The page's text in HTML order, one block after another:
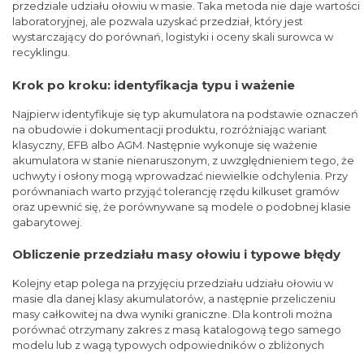
przedziale udziału ołowiu w masie. Taka metoda nie daje wartości
laboratoryjnej, ale pozwala uzyskać przedział, który jest
wystarczający do porównań, logistyki i oceny skali surowca w
recyklingu.
Krok po kroku: identyfikacja typu i ważenie
Najpierw identyfikuje się typ akumulatora na podstawie oznaczeń
na obudowie i dokumentacji produktu, rozróżniając wariant
klasyczny, EFB albo AGM. Następnie wykonuje się ważenie
akumulatora w stanie nienaruszonym, z uwzględnieniem tego, że
uchwyty i osłony mogą wprowadzać niewielkie odchylenia. Przy
porównaniach warto przyjąć tolerancję rzędu kilkuset gramów
oraz upewnić się, że porównywane są modele o podobnej klasie
gabarytowej.
Obliczenie przedziału masy ołowiu i typowe błędy
Kolejny etap polega na przyjęciu przedziału udziału ołowiu w
masie dla danej klasy akumulatorów, a następnie przeliczeniu
masy całkowitej na dwa wyniki graniczne. Dla kontroli można
porównać otrzymany zakres z masą katalogową tego samego
modelu lub z wagą typowych odpowiedników o zbliżonych